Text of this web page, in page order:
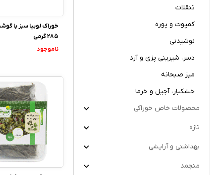
تنقلات
کمپوت و پوره
نوشیدنی
دسر، شیرینی پزی و آرد
میز صبحانه
خشکبار، آجیل و خرما
محصولات خاص خوراکی
تازه
بهداشتی و آرایشی
منجمد
خوراک لوبیا سبز با
285 گرمی
ناموجود